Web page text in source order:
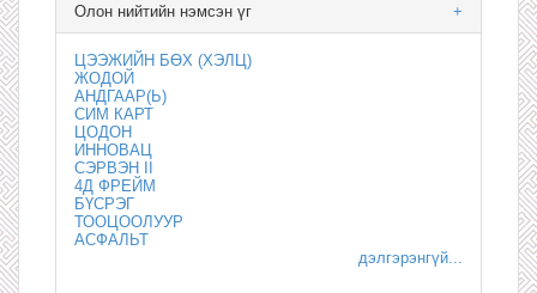
+
Олон нийтийн нэмсэн үг
ЦЭЭЖИЙН БӨХ (ХЭЛЦ)
ЖОДОЙ
АНДГААР(Ь)
СИМ КАРТ
ЦОДОН
ИННОВАЦ
СЭРВЭН II
4Д ФРЕЙМ
БҮСРЭГ
ТООЦООЛУУР
АСФАЛЬТ
дэлгэрэнгүй...